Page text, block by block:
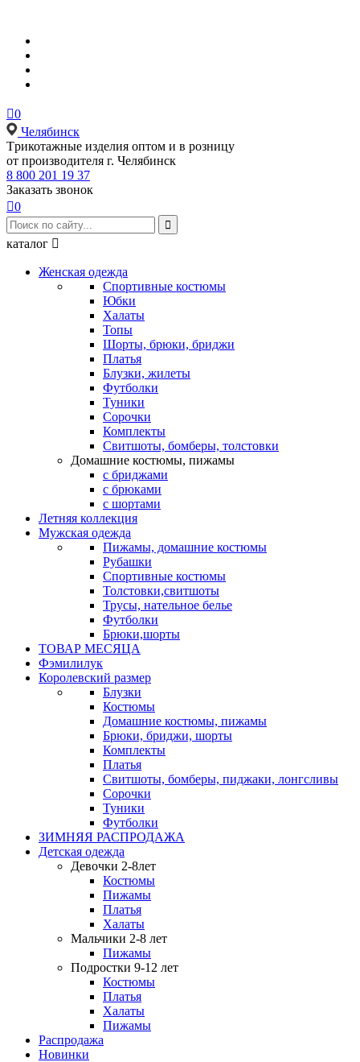
0
Челябинск
Tрикотажные изделия оптом и в розницу
от производителя г. Челябинск
8 800 201 19 37
Заказать звонок
0

каталог 
Женская одежда
Спортивные костюмы
Юбки
Халаты
Топы
Шорты, брюки, бриджи
Платья
Блузки, жилеты
Футболки
Туники
Сорочки
Комплекты
Свитшоты, бомберы, толстовки
Домашние костюмы, пижамы
с бриджами
с брюками
с шортами
Летняя коллекция
Мужская одежда
Пижамы, домашние костюмы
Рубашки
Спортивные костюмы
Толстовки,свитшоты
Трусы, нательное белье
Футболки
Брюки,шорты
ТОВАР МЕСЯЦА
Фэмилилук
Королевский размер
Блузки
Костюмы
Домашние костюмы, пижамы
Брюки, бриджи, шорты
Комплекты
Платья
Свитшоты, бомберы, пиджаки, лонгсливы
Сорочки
Туники
Футболки
ЗИМНЯЯ РАСПРОДАЖА
Детская одежда
Девочки 2-8лет
Костюмы
Пижамы
Платья
Халаты
Мальчики 2-8 лет
Пижамы
Подростки 9-12 лет
Костюмы
Платья
Халаты
Пижамы
Распродажа
Новинки